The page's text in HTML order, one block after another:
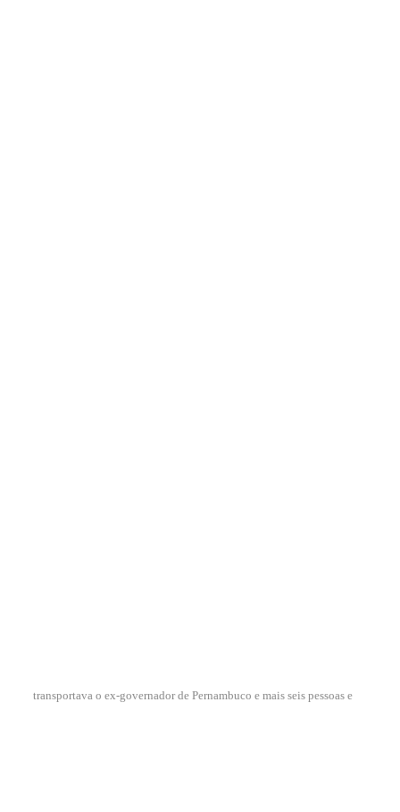
transportava o ex-governador de Pernambuco e mais seis pessoas e